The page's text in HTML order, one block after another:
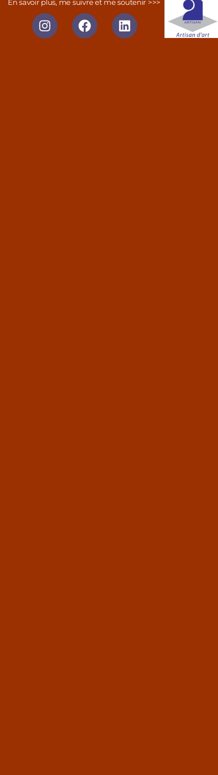
En savoir plus, me suivre et me soutenir >>>